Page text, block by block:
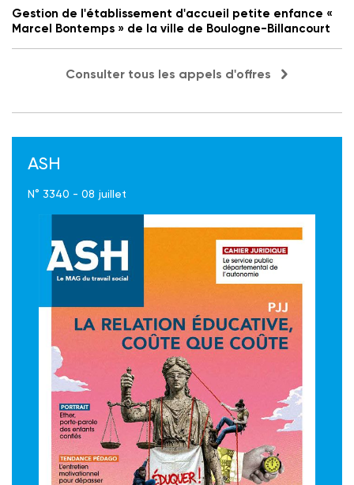
Gestion de l'établissement d'accueil petite enfance «
Marcel Bontemps » de la ville de Boulogne-Billancourt
Consulter tous les appels d'offres
ASH
N° 3340 - 08 juillet